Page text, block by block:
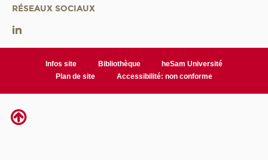
RÉSEAUX SOCIAUX
Infos site Bibliothèque
heSam Université
Plan de site
Accessibilité: non conforme